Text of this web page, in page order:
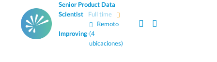
Senior Product Data
Scientist
Full time
Improving·
Remoto
(4
ubicaciones)